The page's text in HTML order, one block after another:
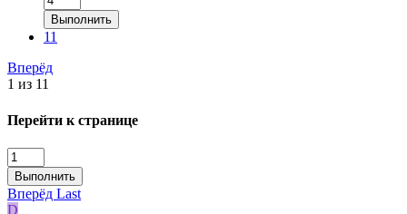
Выполнить
11
Вперёд
1 из 11
Перейти к странице
Выполнить
Вперёд Last
D